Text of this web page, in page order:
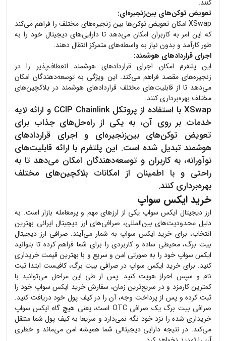
کنند.
تعویض توکن‌های بین‌زنجیره‌ای:
XSwap امکان تعویض توکن‌ها بین زنجیره‌های مختلف را فراهم می‌کند
که این امر به کاربران امکان می‌دهد تا دارایی‌های دیجیتال خود را به
طور کارآمد و بدون نیاز به واسطه‌های متمرکز انتقال دهند.
اجرای قراردادهای هوشمند:
این پلتفرم امکان اجرای قراردادهای هوشمند انعطاف‌پذیر را در
زنجیره‌های مقصد فراهم می‌کند. این ویژگی به توسعه‌دهندگان امکان
می‌دهد تا از قابلیت‌های مختلف قراردادهای هوشمند در بلاکچین‌های
مختلف بهره‌برداری کنند.
XSwap با استفاده از پروتکل CCIP Chainlink و ارائه لایه
خدمات بر روی آن، به یکی از راه‌حل‌های جذاب برای
تعویض توکن‌های بین‌زنجیره‌ای و اجرای قراردادهای
هوشمند تبدیل شده است. این پلتفرم با ارائه قابلیت‌های
نوآورانه، به کاربران و توسعه‌دهندگان امکان می‌دهد تا به
راحتی و با اطمینان از امکانات بلاکچین‌های مختلف
بهره‌برداری کنند.
خرید ایکس سواپ
ارز دیجیتال ایکس سواپ یکی از ارزهای مهم و پرمعامله بازار است. به
دلیل محدودیت‌های بین‌المللی، صرافی‌های ارز دیجیتال ایرانی بهترین
انتخاب، برای خرید ایکس سواپ به شمار می‌آیند. صرافی ارز دیجیتال
بیت برگ، محیطی ساده و کاربردی را برای شما فراهم کرده تا بتوانید
ایکس سواپ خود را به صورتی امن و سریع و با بهترین قیمت خریداری
کنید. برای خرید ایکس سواپ در صرافی بیت برگ، کافیست ابتدا ثبت
نام و سپس احراز هویت کنید. پس از طی این مراحل می‌توانید با
کمترین کارمزد و در سریع‌ترین زمان، سفارش خرید ایکس سواپ خود را
ثبت کرده و پس از پرداخت وجه، آن را در کیف پول خود دریافت کنید.
صرافی بیت برگ یک صرافی OTC است، یعنی هیچ گاه
ایکس سواپ
خریداری شده را نزد خود نگه نمی‌دارد و سریعا به کیف پول شما منتقل
می‌کند. در نتیجه دارایی دیجیتالی شما همیشه امن می‌ماند و خطری